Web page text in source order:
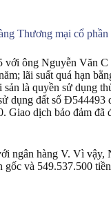
Thương mại cổ
ông Nguyễn Văn
lãi suất quá hạn
là quyền sử dụng
dụng đất số Đ544493
Giao dịch bảo đảm
ngân hàng V. Vì vậy,
và 549.537.500